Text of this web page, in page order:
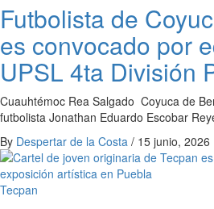
Futbolista de
es convocado por
UPSL 4ta División
Cuauhtémoc Rea Salgado Coyuca de
futbolista Jonathan Eduardo Escobar
By Despertar de la Costa / 15 junio, 2026
Tecpan